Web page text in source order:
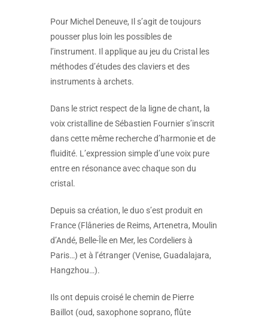
Pour Michel Deneuve, Il s’agit de toujours
pousser plus loin les possibles de
l’instrument. Il applique au jeu du Cristal les
méthodes d’études des claviers et des
instruments à archets.
Dans le strict respect de la ligne de chant, la
voix cristalline de Sébastien Fournier s’inscrit
dans cette même recherche d’harmonie et de
fluidité. L’expression simple d’une voix pure
entre en résonance avec chaque son du
cristal.
Depuis sa création, le duo s’est produit en
France (Flâneries de Reims, Artenetra, Moulin
d’Andé, Belle-Île en Mer, les Cordeliers à
Paris…) et à l’étranger (Venise, Guadalajara,
Hangzhou…).
Ils ont depuis croisé le chemin de Pierre
Baillot (oud, saxophone soprano, flûte